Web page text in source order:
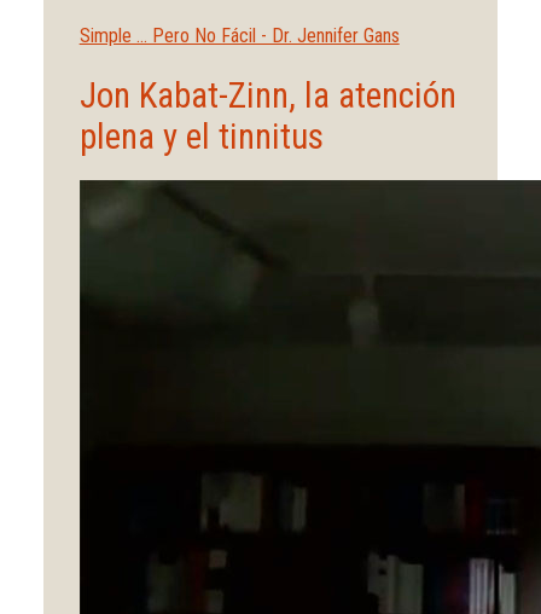
Simple … Pero No Fácil - Dr. Jennifer Gans
Jon Kabat-Zinn, la atención
plena y el tinnitus